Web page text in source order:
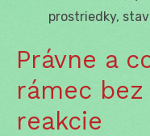
prostriedky,
Právne a
rámec
reakcie